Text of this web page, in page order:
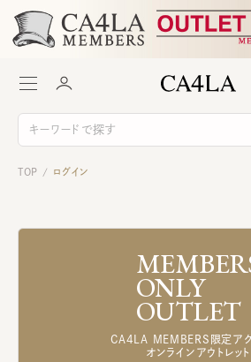
TOP / ログイン
ONLY
OUTLET
CA4LA MEMBERS限定ア
オンラインアウトレット